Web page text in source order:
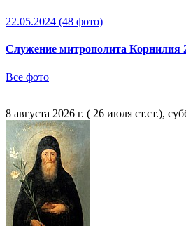
22.05.2024 (48 фото)
Служение митрополита Корнилия
Все фото
8 августа 2026 г. ( 26 июля ст.ст.),